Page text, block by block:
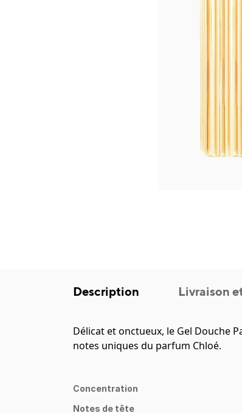
Description Livraison
Délicat et onctueux, le Gel Douche
notes uniques du parfum Chloé.
Concentration
Notes de tête